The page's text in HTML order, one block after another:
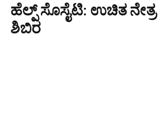
ಹೆಲ್ಪ್ ಸೊಸೈಟಿ: ಉಚಿತ ನೇತ್ರ
ಶಿಬಿರ